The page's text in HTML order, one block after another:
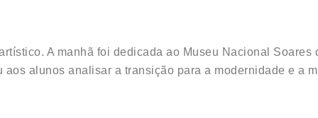
A manhã foi dedicada ao Museu Nacional
aos alunos analisar a transição para a modernidade e a